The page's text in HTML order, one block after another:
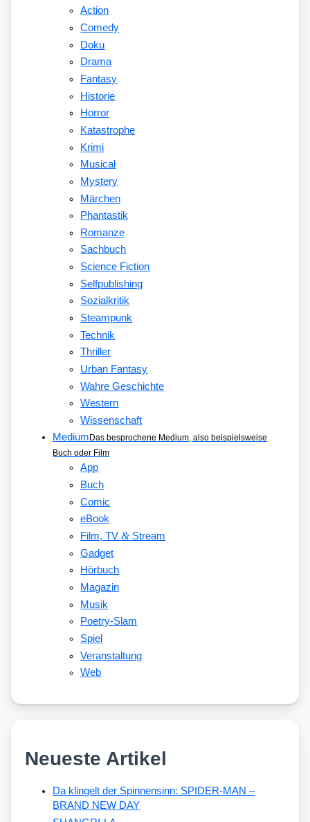
Action
Comedy
Doku
Drama
Fantasy
Historie
Horror
Katastrophe
Krimi
Musical
Mystery
Märchen
Phantastik
Romanze
Sachbuch
Science Fiction
Selfpublishing
Sozialkritik
Steampunk
Technik
Thriller
Urban Fantasy
Wahre Geschichte
Western
Wissenschaft
Medium Das besprochene Medium, also beispielsweise
Buch oder Film
App
Buch
Comic
eBook
Film, TV&Stream
Gadget
Hörbuch
Magazin
Musik
Poetry-Slam
Spiel
Veranstaltung
Web
Neueste Artikel
Da klingelt der Spinnensinn: SPIDER-MAN –
BRAND NEW DAY